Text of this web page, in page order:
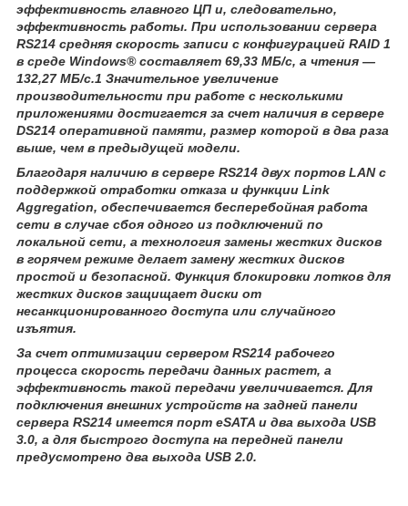
эффективность главного ЦП и, следовательно,
эффективность работы. При использовании сервера
RS214 средняя скорость записи с конфигурацией RAID 1
в среде Windows®составляет 69,33 МБ/с, а чтения —
132,27 МБ/с.1 Значительное увеличение
производительности при работе с несколькими
приложениями достигается за счет наличия в сервере
DS214 оперативной памяти, размер которой в два раза
выше, чем в предыдущей модели.
Благодаря наличию в сервере RS214 двух портов LAN с
поддержкой отработки отказа и функции Link
Aggregation, обеспечивается бесперебойная работа
сети в случае сбоя одного из подключений по
локальной сети, а технология замены жестких дисков
в горячем режиме делает замену жестких дисков
простой и безопасной. Функция блокировки лотков для
жестких дисков защищает диски от
несанкционированного доступа или случайного
изъятия.
За счет оптимизации сервером RS214 рабочего
процесса скорость передачи данных растет, а
эффективность такой передачи увеличивается. Для
подключения внешних устройств на задней панели
сервера RS214 имеется порт eSATA и два выхода USB
3.0, а для быстрого доступа на передней панели
предусмотрено два выхода USB 2.0.